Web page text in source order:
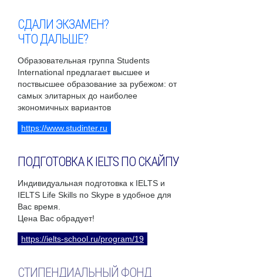
СДАЛИ ЭКЗАМЕН?
ЧТО ДАЛЬШЕ?
Образовательная группа Students
International предлагает высшее и
поствысшее образование за рубежом: от
самых элитарных до наиболее
экономичных вариантов
https://www.studinter.ru
ПОДГОТОВКА К IELTS ПО СКАЙПУ
Индивидуальная подготовка к IELTS и
IELTS Life Skills по Skype в удобное для
Вас время.
Цена Вас обрадует!
https://ielts-school.ru/program/19
СТИПЕНДИАЛЬНЫЙ ФОНД